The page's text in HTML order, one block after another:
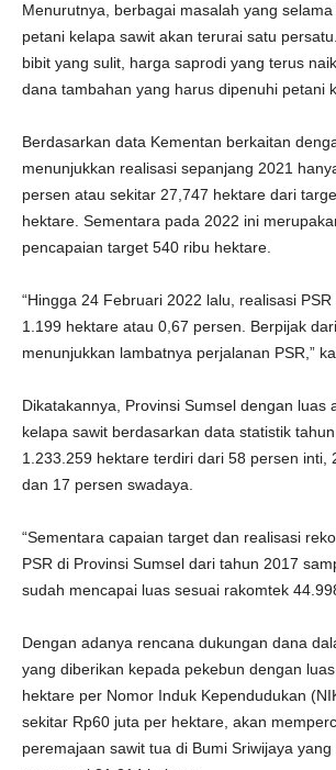
Menurutnya, berbagai masalah yang
petani kelapa sawit akan terurai satu
bibit yang sulit, harga saprodi yang terus
dana tambahan yang harus dipenuhi petani
Berdasarkan data Kementan berkaitan
menunjukkan realisasi sepanjang 2021
persen atau sekitar 27,747 hektare dari
hektare. Sementara pada 2022 ini
pencapaian target 540 ribu hektare.
“Hingga 24 Februari 2022 lalu, realisasi
1.199 hektare atau 0,67 persen. Berpijak
menunjukkan lambatnya perjalanan PSR,”
Dikatakannya, Provinsi Sumsel dengan luas
kelapa sawit berdasarkan data statistik
1.233.259 hektare terdiri dari 58 persen inti,
dan 17 persen swadaya.
“Sementara capaian target dan realisasi
PSR di Provinsi Sumsel dari tahun 2017
sudah mencapai luas sesuai rakomtek
Dengan adanya rencana dukungan dana
yang diberikan kepada pekebun dengan
hektare per Nomor Induk Kependudukan
sekitar Rp60 juta per hektare, akan
peremajaan sawit tua di Bumi Sriwijaya